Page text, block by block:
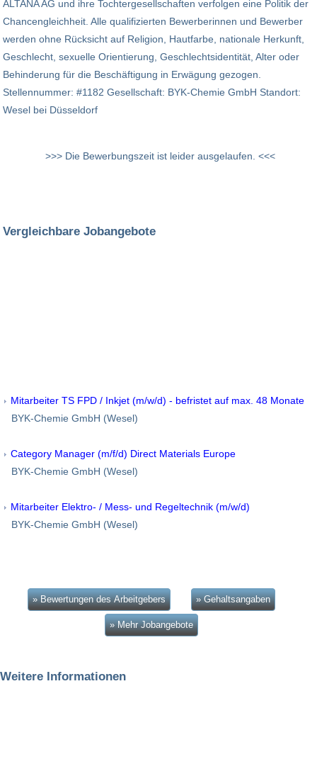
ALTANA AG und ihre Tochtergesellschaften verfolgen eine Politik der
Chancengleichheit. Alle qualifizierten Bewerberinnen und Bewerber
werden ohne Rücksicht auf Religion, Hautfarbe, nationale Herkunft,
Geschlecht, sexuelle Orientierung, Geschlechtsidentität, Alter oder
Behinderung für die Beschäftigung in Erwägung gezogen.
Stellennummer: #1182 Gesellschaft: BYK-Chemie GmbH Standort:
Wesel bei Düsseldorf
>>> Die Bewerbungszeit ist leider ausgelaufen. <<<
Vergleichbare Jobangebote
Mitarbeiter TS FPD / Inkjet (m/w/d) - befristet auf max. 48 Monate
BYK-Chemie GmbH (Wesel)
Category Manager (m/f/d) Direct Materials Europe
BYK-Chemie GmbH (Wesel)
Mitarbeiter Elektro- / Mess- und Regeltechnik (m/w/d)
BYK-Chemie GmbH (Wesel)
» Bewertungen des Arbeitgebers » Gehaltsangaben
» Mehr Jobangebote
Weitere Informationen